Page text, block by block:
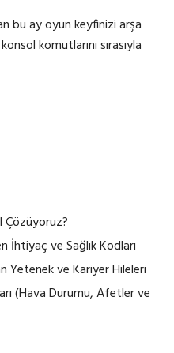
bu ay oyun keyfinizi arşa
komutlarını sırasıyla
Çözüyoruz?
İhtiyaç ve Sağlık Kodları
Yetenek ve Kariyer Hileleri
(Hava Durumu, Afetler ve